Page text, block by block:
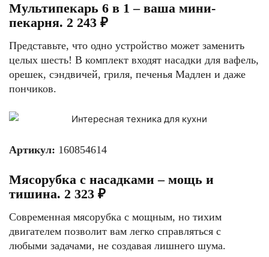
Мультипекарь 6 в 1 – ваша мини-
пекарня. 2 243 ₽
Представьте, что одно устройство может заменить
целых шесть! В комплект входят насадки для вафель,
орешек, сэндвичей, гриля, печенья Мадлен и даже
пончиков.
Артикул: 160854614
Мясорубка с насадками – мощь и
тишина. 2 323 ₽
Современная мясорубка с мощным, но тихим
двигателем позволит вам легко справляться с
любыми задачами, не создавая лишнего шума.